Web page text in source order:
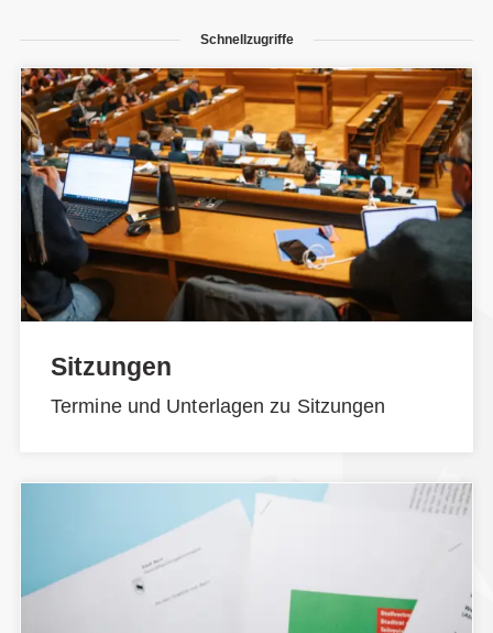
Schnellzugriffe
Sitzungen
Termine und Unterlagen zu Sitzungen